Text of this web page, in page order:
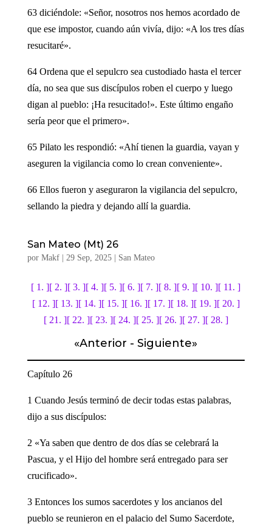
63 diciéndole: «Señor, nosotros nos hemos acordado de
que ese impostor, cuando aún vivía, dijo: «A los tres días
resucitaré».
64 Ordena que el sepulcro sea custodiado hasta el tercer
día, no sea que sus discípulos roben el cuerpo y luego
digan al pueblo: ¡Ha resucitado!». Este último engaño
sería peor que el primero».
65 Pilato les respondió: «Ahí tienen la guardia, vayan y
aseguren la vigilancia como lo crean conveniente».
66 Ellos fueron y aseguraron la vigilancia del sepulcro,
sellando la piedra y dejando allí la guardia.
San Mateo (Mt) 26
por Makf| 29 Sep, 2025| San Mateo
[ 1. ][ 2. ][ 3. ][ 4. ][ 5. ][ 6. ][ 7. ][ 8. ][ 9. ][ 10. ][ 11. ]
[ 12. ][ 13. ][ 14. ][ 15. ][ 16. ][ 17. ][ 18. ][ 19. ][ 20. ]
[ 21. ][ 22. ][ 23. ][ 24. ][ 25. ][ 26. ][ 27. ][ 28. ]
«Anterior -Siguiente»
Capítulo 26
1 Cuando Jesús terminó de decir todas estas palabras,
dijo a sus discípulos:
2 «Ya saben que dentro de dos días se celebrará la
Pascua, y el Hijo del hombre será entregado para ser
crucificado».
3 Entonces los sumos sacerdotes y los ancianos del
pueblo se reunieron en el palacio del Sumo Sacerdote,